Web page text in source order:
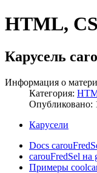
HTML,
Карусель
Информация о
Категория:
Опубликовано:
Карусели
Docs
carouFredSel на
Примеры